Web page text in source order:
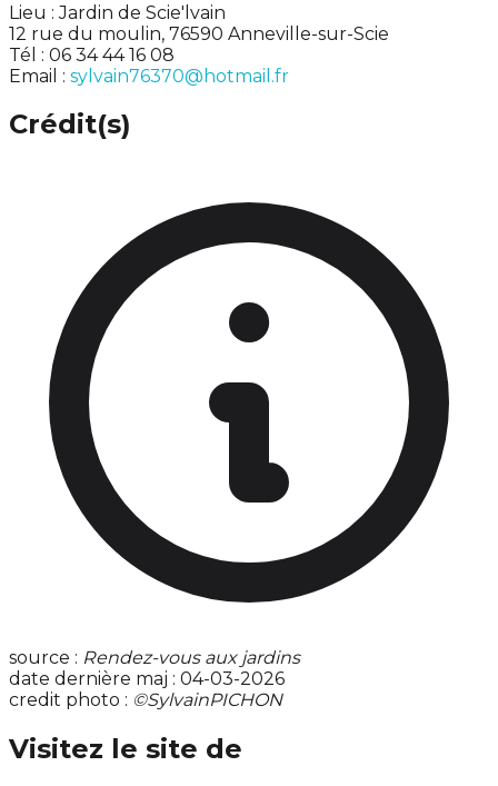
Lieu : Jardin de Scie'lvain
12 rue du moulin, 76590 Anneville-sur-Scie
Tél : 06 34 44 16 08
Email : sylvain76370@hotmail.fr
Crédit(s)
source : Rendez-vous aux jardins
date dernière maj : 04-03-2026
credit photo : ©SylvainPICHON
Visitez le site de